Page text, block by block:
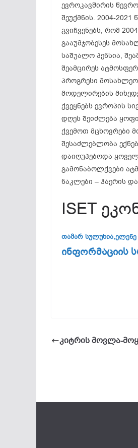
ევროკავშირის
შეუქმნის. 2004-
გვიჩვენებს, რომ
გააუმჯობესეს
საშუალო პენსია,
შეამცირეს
პროგრესი
მოდელირების
ქვეყნებს ევროპის
დღეს შეიძლება
ქვემოთ მცხოვრები
შესაძლებლობა
დაიღუპებოდა
გამონაბოლქვები
ნაკლები – ჰაერის
ISET
თამარ სულუხია,ელენე
ინფორმაციის
კიტრის მოვლა-